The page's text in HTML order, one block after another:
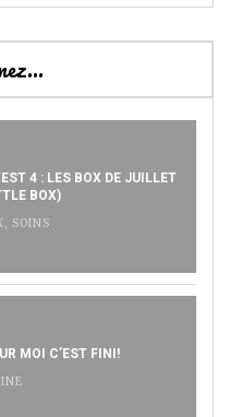
4 : LES BOX DE JUILLET
BOX)
, SOINS
MOI C’EST FINI!